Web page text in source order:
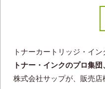
トナーカートリッジ・イ
トナー・インクのプロ集
株式会社サップが、販売店